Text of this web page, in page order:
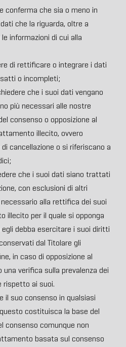
conferma che sia o meno in
che la riguarda, oltre a
informazioni di cui alla
di rettificare o integrare i dati
o incompleti;
che i suoi dati vengano
più necessari alle nostre
consenso o opposizione al
illecito, ovvero
cancellazione o si riferiscano a
che i suoi dati siano trattati
con esclusioni di altri
alla rettifica dei suoi
illecito per il quale si opponga
egli debba esercitare i suoi diritti
dal Titolare gli
in caso di opposizione al
verifica sulla prevalenza dei
rispetto ai suoi.
il suo consenso in qualsiasi
costituisca la base del
consenso comunque non
basata sul consenso